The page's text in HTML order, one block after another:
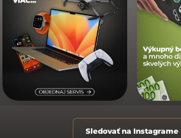
Sledovať na Instagrame